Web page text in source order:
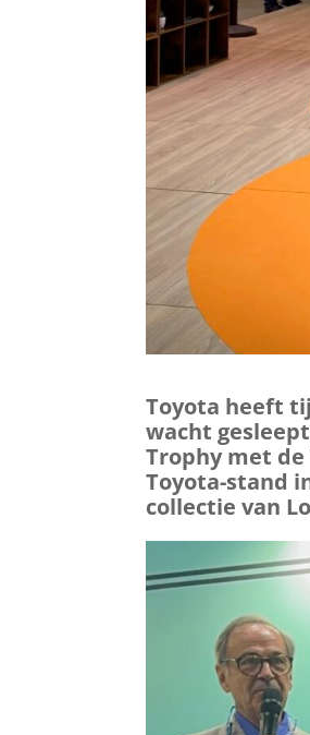
Toyota heeft
wacht
Trophy met
Toyota-stand
collectie van